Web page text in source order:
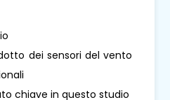
dei sensori del vento
chiave in questo studio